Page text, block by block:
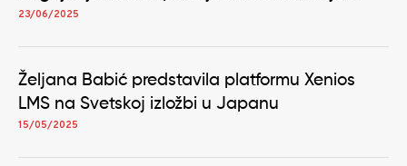
23/06/2025
Željana Babić predstavila platformu Xenios
LMS na Svetskoj izložbi u Japanu
15/05/2025